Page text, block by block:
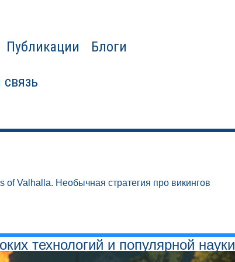
Публикации Блоги
of Valhalla. Необычная стратегия про викингов
технологий и популярной науки